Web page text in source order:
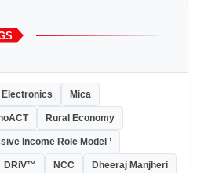
Electronics Mica
Rural Economy
Income Role Model ’
DRiV™ NCC Dheeraj Manjheri